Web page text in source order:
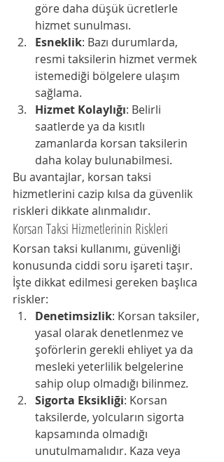
göre daha düşük ücretlerle
hizmet sunulması.
Esneklik: Bazı durumlarda,
resmi taksilerin hizmet vermek
istemediği bölgelere ulaşım
sağlama.
Hizmet Kolaylığı: Belirli
saatlerde ya da kısıtlı
zamanlarda korsan taksilerin
daha kolay bulunabilmesi.
Bu avantajlar, korsan taksi
hizmetlerini cazip kılsa da güvenlik
riskleri dikkate alınmalıdır.
Korsan Taksi Hizmetlerinin Riskleri
Korsan taksi kullanımı, güvenliği
konusunda ciddi soru işareti taşır.
İşte dikkat edilmesi gereken başlıca
riskler:
Denetimsizlik: Korsan taksiler,
yasal olarak denetlenmez ve
şoförlerin gerekli ehliyet ya da
mesleki yeterlilik belgelerine
sahip olup olmadığı bilinmez.
Sigorta Eksikliği: Korsan
taksilerde, yolcuların sigorta
kapsamında olmadığı
unutulmamalıdır. Kaza veya